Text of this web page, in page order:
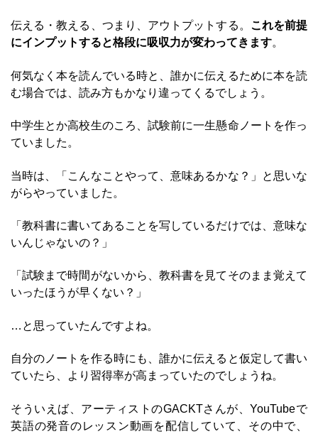
伝える・教える、つまり、アウトプットする。 これを前提
にインプットすると格段に吸収力が変わってきます。
何気なく本を読んでいる時と、誰かに伝えるために本を読
む場合では、読み方もかなり違ってくるでしょう。
中学生とか高校生のころ、試験前に一生懸命ノートを作っ
ていました。
当時は、「こんなことやって、意味あるかな？」と思いな
がらやっていました。
「教科書に書いてあることを写しているだけでは、意味な
いんじゃないの？」
「試験まで時間がないから、教科書を見てそのまま覚えて
いったほうが早くない？」
…と思っていたんですよね。
自分のノートを作る時にも、誰かに伝えると仮定して書い
ていたら、より習得率が高まっていたのでしょうね。
そういえば、アーティストのGACKTさんが、YouTubeで
英語の発音のレッスン動画を配信していて、その中で、